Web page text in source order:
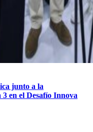
junto a la
en el Desafío Innova